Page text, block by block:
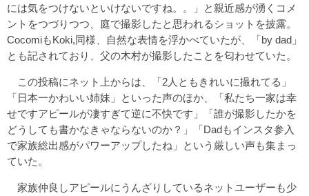
には気をつけないといけないですね。。」と親近感が湧くコメ
ントをつづりつつ、庭で撮影したと思われるショットを披露。
CocomiもKoki,同様、自然な表情を浮かべていたが、「by dad」
とも記されており、父の木村が撮影したことを匂わせていた。
この投稿にネット上からは、「2人ともきれいに撮れてる」
「日本一かわいい姉妹」といった声のほか、「私たち一家は幸
せですアピールが凄すぎて逆に不快です」「誰が撮影したかを
どうしても書かなきゃならないのか？」「Dadもインスタ参入
で家族総出感がパワーアップしたね」という厳しい声も集まっ
ていた。
家族仲良しアピールにうんざりしているネットユーザーも少